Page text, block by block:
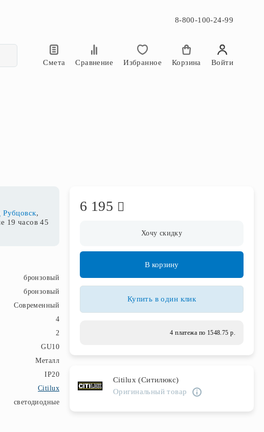
8-800-100-24-99
Смета
Сравнение Избранное Корзина Войти
Рубцовск,
19 часов 44
бронзовый
бронзовый
Современный
4
2
GU10
Металл
IP20
Citilux
светодиодные
6 195
Хочу скидку
В корзину
Купить в один клик
4 платежа по 1548.75 р.
Citilux (Ситилюкс)
Оригинальный товар